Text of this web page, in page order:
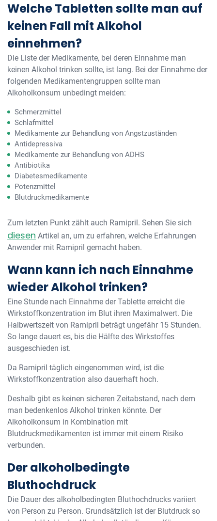
Welche Tabletten sollte man auf
keinen Fall mit Alkohol
einnehmen?
Die Liste der Medikamente, bei deren Einnahme man
keinen Alkohol trinken sollte, ist lang. Bei der Einnahme der
folgenden Medikamentengruppen sollte man
Alkoholkonsum unbedingt meiden:
Schmerzmittel
Schlafmittel
Medikamente zur Behandlung von Angstzuständen
Antidepressiva
Medikamente zur Behandlung von ADHS
Antibiotika
Diabetesmedikamente
Potenzmittel
Blutdruckmedikamente
Zum letzten Punkt zählt auch Ramipril. Sehen Sie sich
diesen Artikel an, um zu erfahren, welche Erfahrungen
Anwender mit Ramipril gemacht haben.
Wann kann ich nach Einnahme
wieder Alkohol trinken?
Eine Stunde nach Einnahme der Tablette erreicht die
Wirkstoffkonzentration im Blut ihren Maximalwert. Die
Halbwertszeit von Ramipril beträgt ungefähr 15 Stunden.
So lange dauert es, bis die Hälfte des Wirkstoffes
ausgeschieden ist.
Da Ramipril täglich eingenommen wird, ist die
Wirkstoffkonzentration also dauerhaft hoch.
Deshalb gibt es keinen sicheren Zeitabstand, nach dem
man bedenkenlos Alkohol trinken könnte. Der
Alkoholkonsum in Kombination mit
Blutdruckmedikamenten ist immer mit einem Risiko
verbunden.
Der alkoholbedingte
Bluthochdruck
Die Dauer des alkoholbedingten Bluthochdrucks variiert
von Person zu Person. Grundsätzlich ist der Blutdruck so